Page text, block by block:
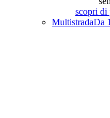
scopri di
MultistradaDa